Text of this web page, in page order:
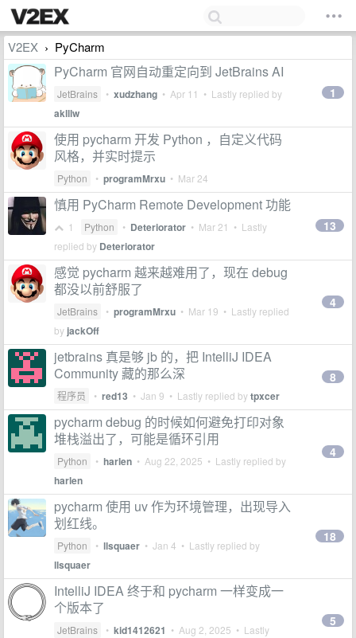
V2EX › PyCharm
PyCharm 官网自动重定向到 JetBrains AI
JetBrains • xudzhang • Apr 11 • Lastly replied by
aklllw
1
使用 pycharm 开发 Python ，自定义代码
风格，并实时提示
Python • programMrxu • Mar 24
慎用 PyCharm Remote Development 功能
1 Python • Deteriorator • Mar 21 • Lastly
replied by Deteriorator
13
感觉 pycharm 越来越难用了，现在 debug
都没以前舒服了
JetBrains • programMrxu • Mar 19 • Lastly replied
by jackOff
4
jetbrains 真是够 jb 的，把 IntelliJ IDEA
Community 藏的那么深
程序员 • red13 • Jan 9 • Lastly replied bytpxcer
8
pycharm debug 的时候如何避免打印对象
堆栈溢出了，可能是循环引用
Python • harlen • Aug 22, 2025 • Lastly replied by
harlen
4
pycharm 使用 uv 作为环境管理，出现导入
划红线。
Python • llsquaer • Jan 4 • Lastly replied by
llsquaer
18
IntelliJ IDEA 终于和 pycharm 一样变成一
个版本了
JetBrains • kid1412621 • Aug 2, 2025 • Lastly
5